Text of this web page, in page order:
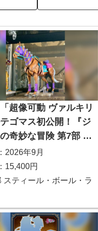
超像可動 ヴァルキリ
ゴマス初公開！『ジ
奇妙な冒険 第7部 ス
・ボール・ラン』
2026年9月
円
スティール・ボール・ラ